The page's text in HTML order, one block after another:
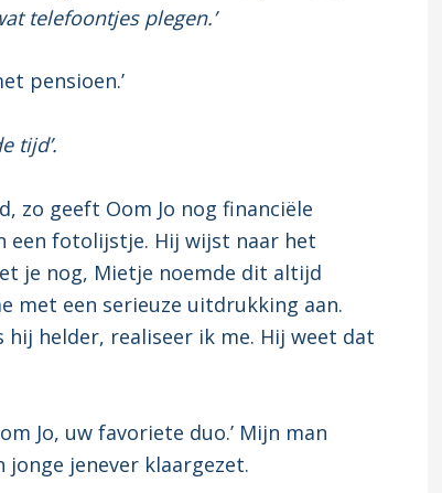
telefoontjes plegen.’
pensioen.’
tijd’.
zo geeft Oom Jo nog financiële
een fotolijstje. Hij wijst naar het
je nog, Mietje noemde dit altijd
met een serieuze uitdrukking aan.
hij helder, realiseer ik me. Hij weet dat
Jo, uw favoriete duo.’ Mijn man
jonge jenever klaargezet.